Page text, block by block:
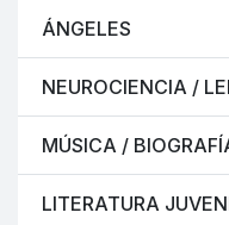
ÁNGELES
NEUROCIENCIA /
MÚSICA /
LITERATURA